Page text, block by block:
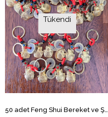
Tükendi
50 adet Feng Shui Bereket ve Şans Kedisi Anahtarlığı (Maneki Neko Figürlü Anahtarlık) (50'li) Hediyelik / Nikah şekeri Hediyesi / Düğün Hediyesi